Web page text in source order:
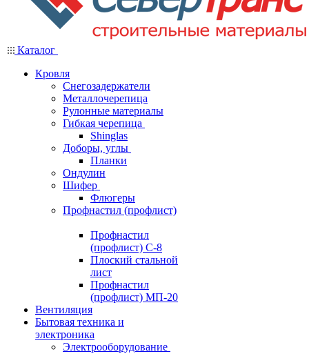
Каталог
Кровля
Снегозадержатели
Металлочерепица
Рулонные материалы
Гибкая черепица
Shinglas
Доборы, углы
Планки
Ондулин
Шифер
Флюгеры
Профнастил (профлист)
Профнастил
(профлист) С-8
Плоский стальной
лист
Профнастил
(профлист) МП-20
Вентиляция
Бытовая техника и
электроника
Электрооборудование